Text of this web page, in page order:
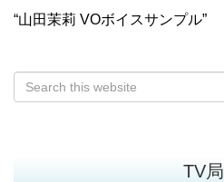
プ
ヤ
ー
“山田茉莉 VOボイスサンプル”
TV局